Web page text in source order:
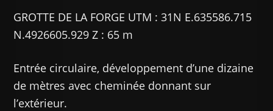
GROTTE DE LA FORGE UTM : 31N E.635586.715
N.4926605.929 Z : 65 m
Entrée circulaire, développement d’une dizaine
de mètres avec cheminée donnant sur
l’extérieur.